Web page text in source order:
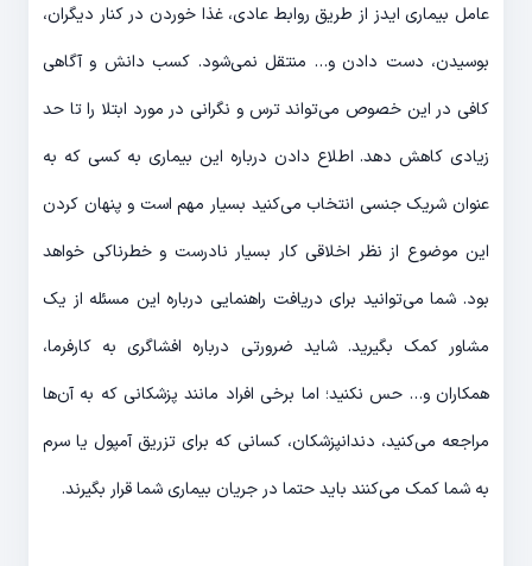
عامل بیماری ایدز از طریق روابط عادی، غذا خوردن در کنار دیگران،
بوسیدن، دست دادن و… منتقل نمی‌شود. کسب دانش و آگاهی
کافی در این خصوص می‌تواند ترس و نگرانی در مورد ابتلا را تا حد
زیادی کاهش دهد. اطلاع دادن درباره این بیماری به کسی که به
عنوان شریک جنسی انتخاب می‌کنید بسیار مهم است و پنهان کردن
این موضوع از نظر اخلاقی کار بسیار نادرست و خطرناکی خواهد
بود. شما می‌توانید برای دریافت راهنمایی درباره این مسئله از یک
مشاور کمک بگیرید. شاید ضرورتی درباره افشاگری به کارفرما،
همکاران و… حس نکنید؛ اما برخی افراد مانند پزشکانی که به آن‌ها
مراجعه می‌کنید، دندانپزشکان، کسانی که برای تزریق آمپول یا سرم
به شما کمک می‌کنند باید حتما در جریان بیماری شما قرار بگیرند.